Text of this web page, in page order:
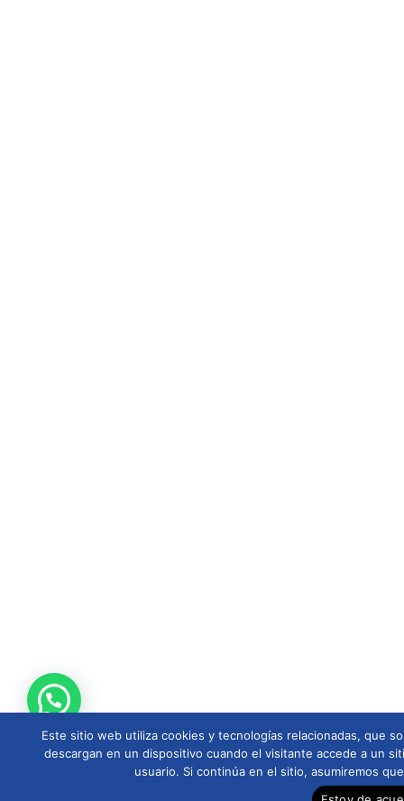
Este sitio web utiliza cookies y tecnologías relacionadas, que
descargan en un dispositivo cuando el visitante accede a un
usuario. Si continúa en el sitio, asumiremos